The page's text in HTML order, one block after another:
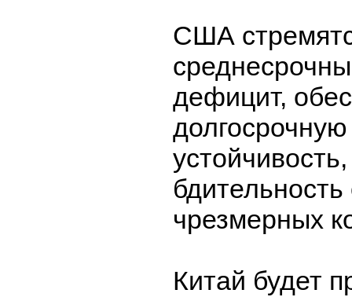
США
дефицит,
чрезмерных
Китай будет